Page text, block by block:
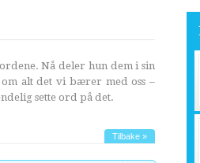
Nå deler hun dem i sin
alt det vi bærer med oss –
sette ord på det.
Tilbake »